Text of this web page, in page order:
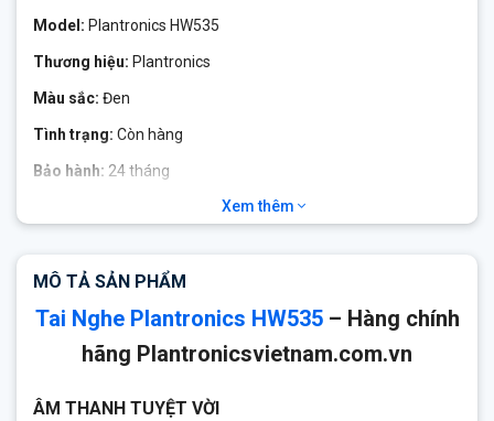
Model: Plantronics HW535
Thương hiệu: Plantronics
Màu sắc: Đen
Tình trạng: Còn hàng
Bảo hành: 24 tháng
USB được thiết kế cho các trung tâm
cuộc gọi nặng yêu cầu giải pháp tai nghe USB VoIP. Âm thanh
con người bên cạnh công nghệ khử tiếng ồn để lọc mũi nền
Xem thêm
MÔ TẢ SẢN PHẨM
Tai Nghe Plantronics HW535– Hàng chính
hãng Plantronicsvietnam.com.vn
ÂM THANH TUYỆT VỜI